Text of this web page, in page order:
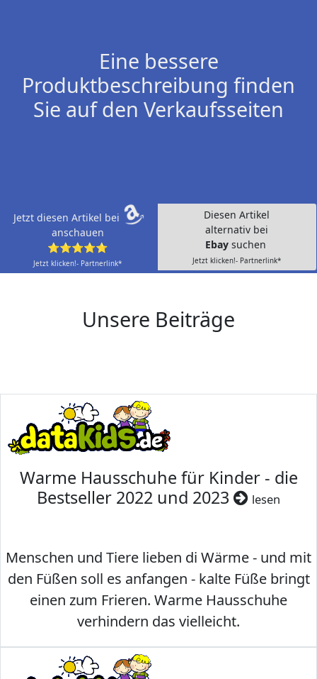
Eine bessere
Produktbeschreibung finden
Sie auf den Verkaufsseiten
Jetzt diesen Artikel bei
anschauen
⭐⭐⭐⭐⭐
Jetzt klicken!- Partnerlink*
Diesen Artikel
alternativ bei
Ebay suchen
Jetzt klicken!- Partnerlink*
Unsere Beiträge
Warme Hausschuhe für Kinder - die
Bestseller 2022 und 2023
lesen
Menschen und Tiere lieben di Wärme - und mit
den Füßen soll es anfangen - kalte Füße bringt
einen zum Frieren. Warme Hausschuhe
verhindern das vielleicht.